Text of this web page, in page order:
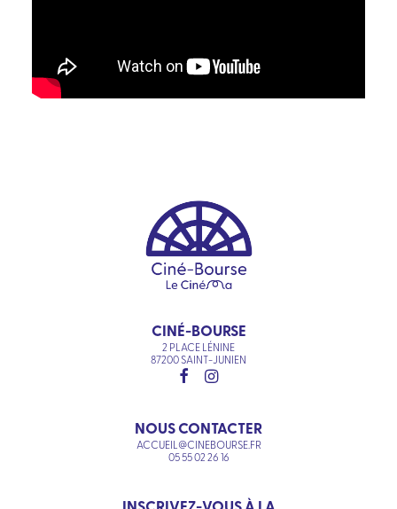
CINÉ-BOURSE
2 PLACE LÉNINE
87200 SAINT-JUNIEN
NOUS CONTACTER
ACCUEIL@CINEBOURSE.FR
05 55 02 26 16